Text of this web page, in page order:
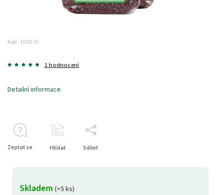
Kód: 100070
1 hodnocení
Skladem (>5 ks)
Detailní informace
Zeptat se Hlídat Sdílet